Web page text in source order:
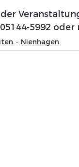
5992 oder
Nienhagen